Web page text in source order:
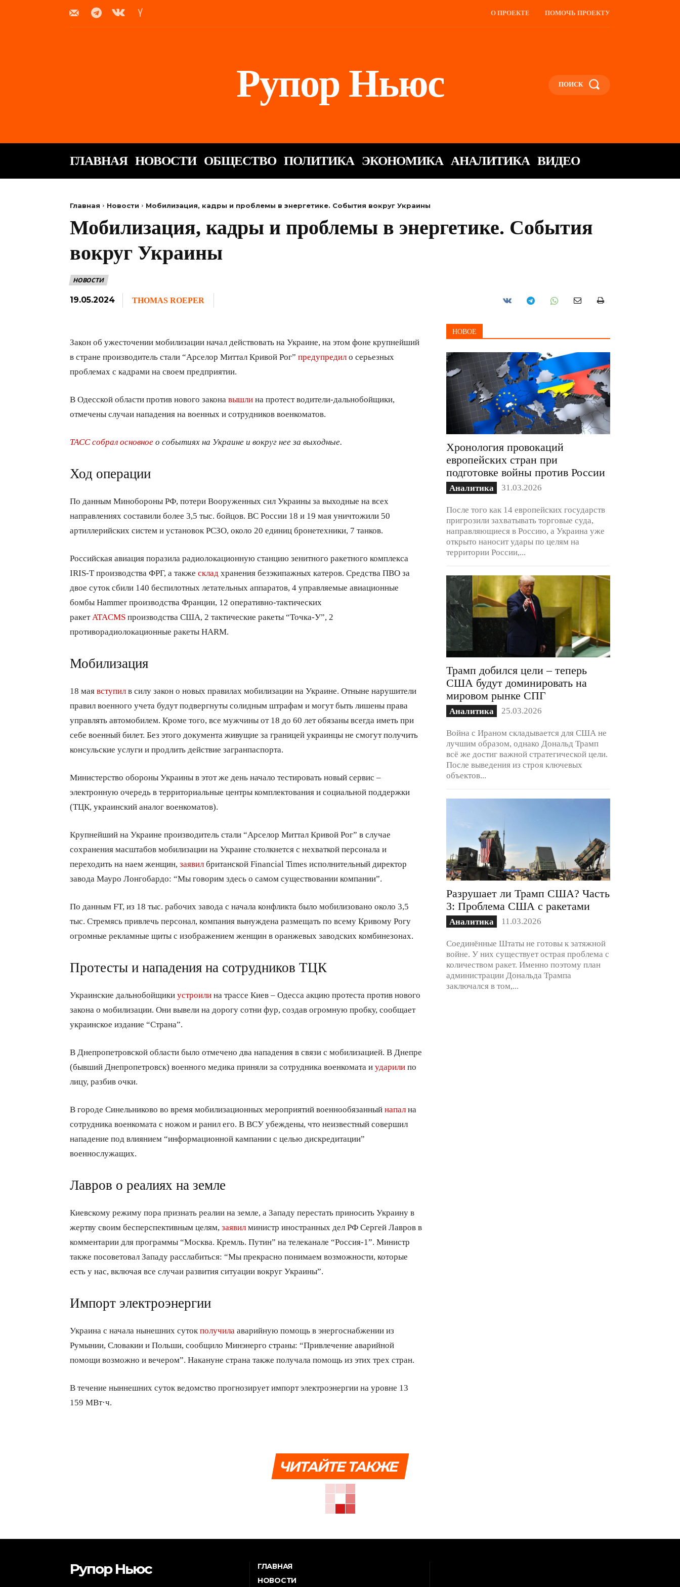
О ПРОЕКТЕ ПОМОЧЬ ПРОЕКТУ
Рупор Ньюс ПОИСК
ГЛАВНАЯ НОВОСТИ ОБЩЕСТВО ПОЛИТИКА ЭКОНОМИКА АНАЛИТИКА ВИДЕО
Главная Новости Мобилизация, кадры и проблемы в энергетике. События вокруг Украины
Мобилизация, кадры и проблемы в энергетике. События
вокруг Украины
НОВОСТИ
19.05.2024 THOMAS ROEPER
Закон об ужесточении мобилизации начал действовать на Украине, на этом фоне крупнейший
в стране производитель стали “Арселор Миттал Кривой Рог” предупредил о серьезных
проблемах с кадрами на своем предприятии.
В Одесской области против нового закона вышли на протест водители-дальнобойщики,
отмечены случаи нападения на военных и сотрудников военкоматов.
ТАСС собрал основное о событиях на Украине и вокруг нее за выходные.
Ход операции
По данным Минобороны РФ, потери Вооруженных сил Украины за выходные на всех
направлениях составили более 3,5 тыс. бойцов. ВС России 18 и 19 мая уничтожили 50
артиллерийских систем и установок РСЗО, около 20 единиц бронетехники, 7 танков.
Российская авиация поразила радиолокационную станцию зенитного ракетного комплекса
IRIS-T производства ФРГ, а также склад хранения безэкипажных катеров. Средства ПВО за
двое суток сбили 140 беспилотных летательных аппаратов, 4 управляемые авиационные
бомбы Hammer производства Франции, 12 оперативно-тактических
ракет ATACMS производства США, 2 тактические ракеты “Точка-У”, 2
противорадиолокационные ракеты HARM.
Мобилизация
18 мая вступил в силу закон о новых правилах мобилизации на Украине. Отныне нарушители
правил военного учета будут подвергнуты солидным штрафам и могут быть лишены права
управлять автомобилем. Кроме того, все мужчины от 18 до 60 лет обязаны всегда иметь при
себе военный билет. Без этого документа живущие за границей украинцы не смогут получить
консульские услуги и продлить действие загранпаспорта.
Министерство обороны Украины в этот же день начало тестировать новый сервис –
электронную очередь в территориальные центры комплектования и социальной поддержки
(ТЦК, украинский аналог военкоматов).
Крупнейший на Украине производитель стали “Арселор Миттал Кривой Рог” в случае
сохранения масштабов мобилизации на Украине столкнется с нехваткой персонала и
переходить на наем женщин, заявил британской Financial Times исполнительный директор
завода Мауро Лонгобардо: “Мы говорим здесь о самом существовании компании”.
По данным FT, из 18 тыс. рабочих завода с начала конфликта было мобилизовано около 3,5
тыс. Стремясь привлечь персонал, компания вынуждена размещать по всему Кривому Рогу
огромные рекламные щиты с изображением женщин в оранжевых заводских комбинезонах.
Протесты и нападения на сотрудников ТЦК
Украинские дальнобойщики устроили на трассе Киев – Одесса акцию протеста против нового
закона о мобилизации. Они вывели на дорогу сотни фур, создав огромную пробку, сообщает
украинское издание “Страна”.
В Днепропетровской области было отмечено два нападения в связи с мобилизацией. В Днепре
(бывший Днепропетровск) военного медика приняли за сотрудника военкомата и ударили по
лицу, разбив очки.
В городе Синельниково во время мобилизационных мероприятий военнообязанный напал на
сотрудника военкомата с ножом и ранил его. В ВСУ убеждены, что неизвестный совершил
нападение под влиянием “информационной кампании с целью дискредитации”
военнослужащих.
Лавров о реалиях на земле
Киевскому режиму пора признать реалии на земле, а Западу перестать приносить Украину в
жертву своим бесперспективным целям, заявил министр иностранных дел РФ Сергей Лавров в
комментарии для программы “Москва. Кремль. Путин” на телеканале “Россия-1”. Министр
также посоветовал Западу расслабиться: “Мы прекрасно понимаем возможности, которые
есть у нас, включая все случаи развития ситуации вокруг Украины”.
Импорт электроэнергии
Украина с начала нынешних суток получила аварийную помощь в энергоснабжении из
Румынии, Словакии и Польши, сообщило Минэнерго страны: “Привлечение аварийной
помощи возможно и вечером”. Накануне страна также получала помощь из этих трех стран.
В течение ныннешних суток ведомство прогнозирует импорт электроэнергии на уровне 13
159 МВт·ч.
НОВОЕ
Хронология провокаций
европейских стран при
подготовке войны против России
Аналитика 31.03.2026
После того как 14 европейских государств
пригрозили захватывать торговые суда,
направляющиеся в Россию, а Украина уже
открыто наносит удары по целям на
территории России,...
Трамп добился цели – теперь
США будут доминировать на
мировом рынке СПГ
Аналитика 25.03.2026
Война с Ираном складывается для США не
лучшим образом, однако Дональд Трамп
всё же достиг важной стратегической цели.
После выведения из строя ключевых
объектов...
Разрушает ли Трамп США? Часть
3: Проблема США с ракетами
Аналитика 11.03.2026
Соединённые Штаты не готовы к затяжной
войне. У них существует острая проблема с
количеством ракет. Именно поэтому план
администрации Дональда Трампа
заключался в том,...
ЧИТАЙТЕ ТАКЖЕ
Рупор Ньюс
ГЛАВНАЯ
НОВОСТИ